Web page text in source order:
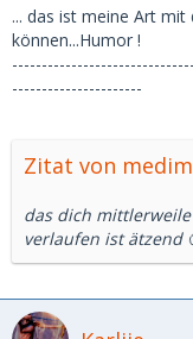
... das ist meine Art
können...Humor !
----------------------
Zitat von
das dich
verlaufen ist ätzend